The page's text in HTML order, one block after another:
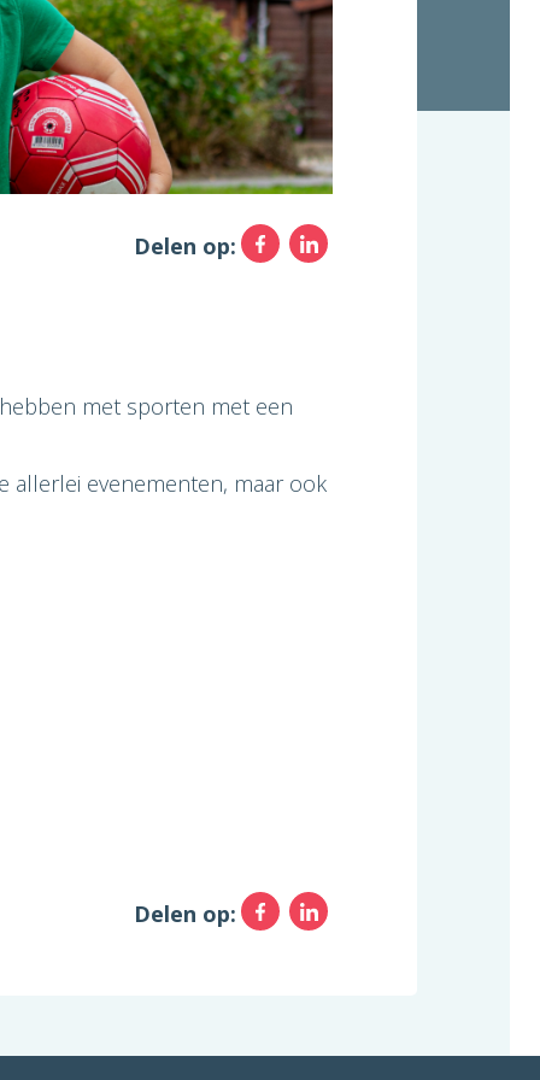
Delen op: Facebook
met sporten met een
allerlei evenementen, maar ook
Delen op: Facebook